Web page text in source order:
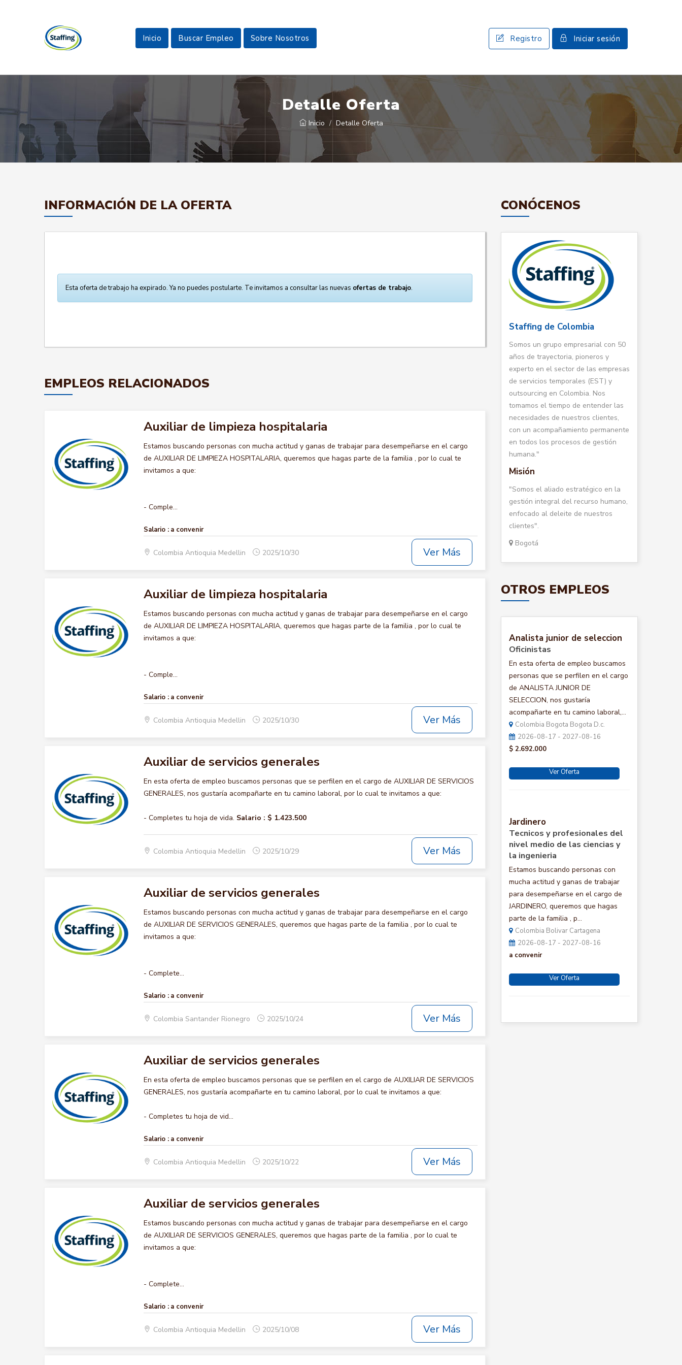
Inicio Buscar Empleo Sobre Nosotros Registro Iniciar sesión
Detalle Oferta
Inicio Detalle Oferta
INFORMACIÓN DE LA OFERTA
Esta oferta de trabajo ha expirado. Ya no puedes postularte. Te invitamos a consultar las nuevas ofertas de trabajo.
EMPLEOS RELACIONADOS
Auxiliar de limpieza hospitalaria
Estamos buscando personas con mucha actitud y ganas de trabajar para desempeñarse en el cargo
de AUXILIAR DE LIMPIEZA HOSPITALARIA, queremos que hagas parte de la familia , por lo cual te
invitamos a que:
- Comple...
Salario : a convenir
Colombia Antioquia Medellin 2025/10/30 Ver Más
Auxiliar de limpieza hospitalaria
Estamos buscando personas con mucha actitud y ganas de trabajar para desempeñarse en el cargo
de AUXILIAR DE LIMPIEZA HOSPITALARIA, queremos que hagas parte de la familia , por lo cual te
invitamos a que:
- Comple...
Salario : a convenir
Colombia Antioquia Medellin 2025/10/30 Ver Más
Auxiliar de servicios generales
En esta oferta de empleo buscamos personas que se perfilen en el cargo de AUXILIAR DE SERVICIOS
GENERALES, nos gustaría acompañarte en tu camino laboral, por lo cual te invitamos a que:
- Completes tu hoja de vida. Salario : $ 1.423.500
Colombia Antioquia Medellin 2025/10/29 Ver Más
Auxiliar de servicios generales
Estamos buscando personas con mucha actitud y ganas de trabajar para desempeñarse en el cargo
de AUXILIAR DE SERVICIOS GENERALES, queremos que hagas parte de la familia , por lo cual te
invitamos a que:
- Complete...
Salario : a convenir
Colombia Santander Rionegro 2025/10/24 Ver Más
Auxiliar de servicios generales
En esta oferta de empleo buscamos personas que se perfilen en el cargo de AUXILIAR DE SERVICIOS
GENERALES, nos gustaría acompañarte en tu camino laboral, por lo cual te invitamos a que:
- Completes tu hoja de vid...
Salario : a convenir
Colombia Antioquia Medellin 2025/10/22 Ver Más
Auxiliar de servicios generales
Estamos buscando personas con mucha actitud y ganas de trabajar para desempeñarse en el cargo
de AUXILIAR DE SERVICIOS GENERALES, queremos que hagas parte de la familia , por lo cual te
invitamos a que:
- Complete...
Salario : a convenir
Colombia Antioquia Medellin 2025/10/08 Ver Más
CONÓCENOS
Staffing de Colombia
Somos un grupo empresarial con 50
años de trayectoria, pioneros y
experto en el sector de las empresas
de servicios temporales (EST) y
outsourcing en Colombia. Nos
tomamos el tiempo de entender las
necesidades de nuestros clientes,
con un acompañamiento permanente
en todos los procesos de gestión
humana."
Misión
"Somos el aliado estratégico en la
gestión integral del recurso humano,
enfocado al deleite de nuestros
clientes".
Bogotá
OTROS EMPLEOS
Analista junior de seleccion
Oficinistas
En esta oferta de empleo buscamos
personas que se perfilen en el cargo
de ANALISTA JUNIOR DE
SELECCION, nos gustaría
acompañarte en tu camino laboral,...
Colombia Bogota Bogota D.c.
2026-08-17 - 2027-08-16
$ 2.692.000
Ver Oferta
Jardinero
Tecnicos y profesionales del
nivel medio de las ciencias y
la ingenieria
Estamos buscando personas con
mucha actitud y ganas de trabajar
para desempeñarse en el cargo de
JARDINERO, queremos que hagas
parte de la familia , p...
Colombia Bolivar Cartagena
2026-08-17 - 2027-08-16
a convenir
Ver Oferta